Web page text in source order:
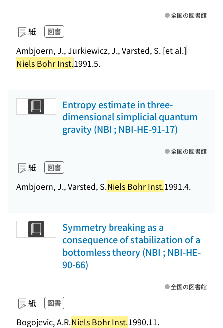
紙 図書
Ambjoern, J., Jurkiewicz, J., Varsted, S. [et al.]
Niels Bohr Inst.1991.5.
全国の図書館
Entropy estimate in three-
dimensional simplicial quantum
gravity (NBI ; NBI-HE-91-17)
紙 図書
Ambjoern, J., Varsted, S.Niels Bohr Inst.1991.4.
全国の図書館
Symmetry breaking as a
consequence of stabilization of a
bottomless theory (NBI ; NBI-HE-
90-66)
紙 図書
Bogojevic, A.R.Niels Bohr Inst.1990.11.
全国の図書館